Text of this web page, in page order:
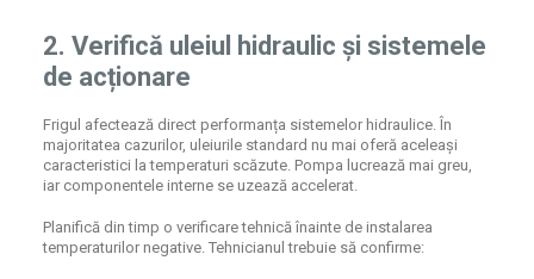
2. Verifică uleiul hidraulic și sistemele
de acționare
Frigul afectează direct performanța sistemelor hidraulice. În
majoritatea cazurilor, uleiurile standard nu mai oferă aceleași
caracteristici la temperaturi scăzute. Pompa lucrează mai greu,
iar componentele interne se uzează accelerat.
Planifică din timp o verificare tehnică înainte de instalarea
temperaturilor negative. Tehnicianul trebuie să confirme: